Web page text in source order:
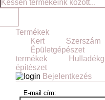
Termékek
Kert
Szerszám
Épületgépészet
termékek
építészet
Bejelentkezés
E-mail cím: